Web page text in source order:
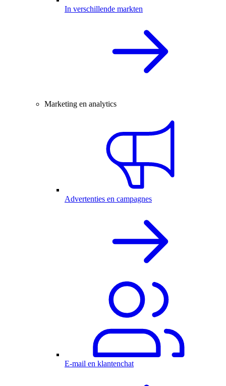
In verschillende markten
Marketing en analytics
Advertenties en campagnes
E-mail en klantenchat